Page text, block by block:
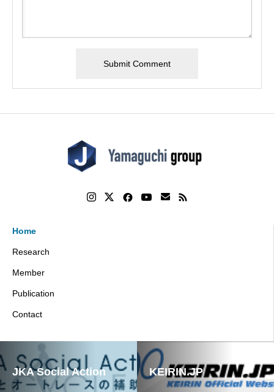
Home
Research
Member
Publication
Contact
JKA Social Action KEIRIN.JP